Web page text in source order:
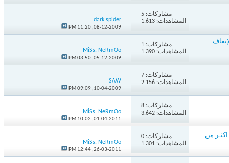
مشاركات:5
المشاهدات: 1.613
dark spider
08-12-2009,
11:20 PM
مشاركات:1
المشاهدات: 1.390
MiSs. NeRmOo
05-12-2009,
03:50 PM
مشاركات:7
المشاهدات: 2.156
SAW
10-04-2009,
09:09 PM
مشاركات:8
المشاهدات: 3.642
MiSs. NeRmOo
01-04-2011,
10:02 PM
الأولى " الحلقات (1-50) على اكثـر من مشاركات:0
المشاهدات: 1.301
MiSs. NeRmOo
26-03-2011,
12:44 PM